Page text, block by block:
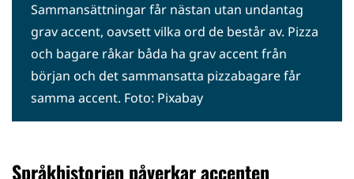
Sammansättningar får nästan utan undantag
grav accent, oavsett vilka ord de består av. Pizza
och bagare råkar båda ha grav accent från
början och det sammansatta pizzabagare får
samma accent. Foto: Pixabay
Språkhistorien påverkar accenten